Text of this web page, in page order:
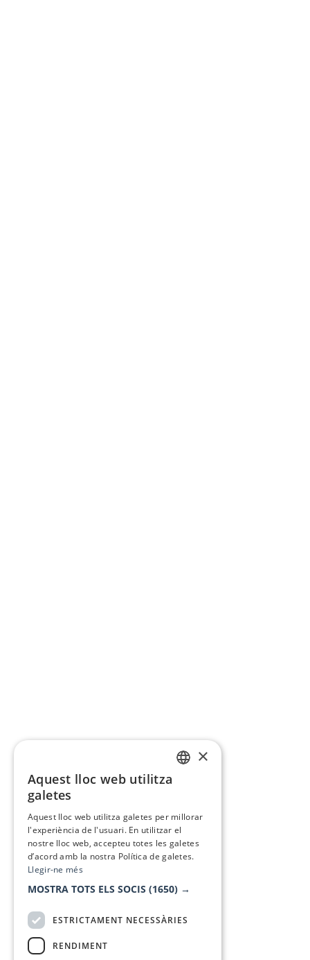
×
Aquest lloc web utilitza
galetes
Aquest lloc web utilitza galetes per millorar
l'experiència de l'usuari. En utilitzar el
nostre lloc web, accepteu totes les galetes
d’acord amb la nostra Política de galetes.
Llegir-ne més
MOSTRA TOTS ELS SOCIS (1650) →
ESTRICTAMENT NECESSÀRIES
RENDIMENT